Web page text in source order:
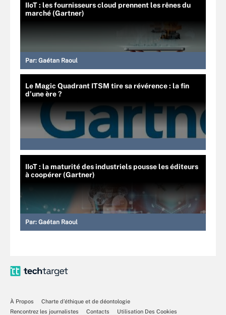
IIoT : les fournisseurs cloud prennent les rênes du
marché (Gartner)
Par: Gaétan Raoul
Le Magic Quadrant ITSM tire sa révérence : la fin
d’une ère ?
IIoT : la maturité des industriels pousse les éditeurs
à coopérer (Gartner)
Par: Gaétan Raoul
À Propos
Charte d’éthique et de déontologie
Rencontrez les journalistes
Contacts
Utilisation Des Cookies